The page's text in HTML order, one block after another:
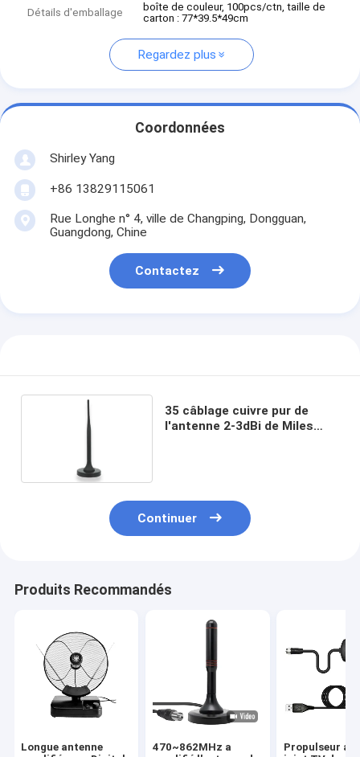
Détails d'emballage
boîte de couleur, 100pcs/ctn, taille de
carton : 77*39.5*49cm
Regardez plus
Coordonnées
Shirley Yang
+86 13829115061
Rue Longhe n° 4, ville de Changping, Dongguan,
Guangdong, Chine
Contactez
35 câblage cuivre pur de
l'antenne 2-3dBi de Miles
Continuer
Produits Recommandés
Longue antenne
470~862MHz a
Propulseur